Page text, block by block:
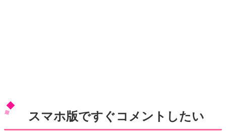
スマホ版ですぐコメントしたい